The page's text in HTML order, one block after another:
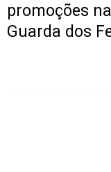
promoções
Guarda dos